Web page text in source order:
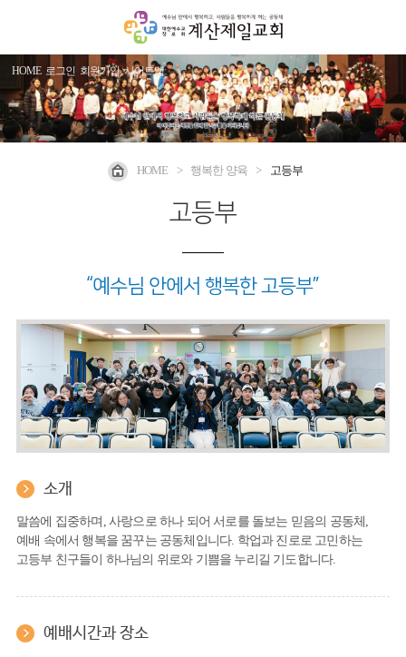
HOME 로그인 회원가입 사이트맵
HOME > 행복한 양육 > 고등부
고등부
“예수님 안에서 행복한 고등부”
소개
말씀에 집중하며, 사랑으로 하나 되어 서로를 돌보는 믿음의 공동체,
예배 속에서 행복을 꿈꾸는 공동체입니다. 학업과 진로로 고민하는
고등부 친구들이 하나님의 위로와 기쁨을 누리길 기도합니다.
예배시간과 장소